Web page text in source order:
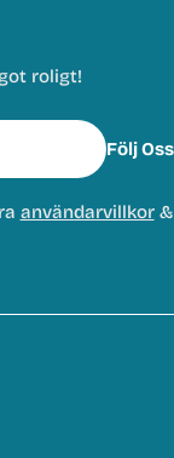
roligt!
Följ Oss
användarvillkor&